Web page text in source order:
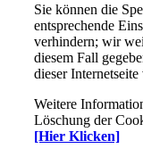
Sie können die
entsprechende
verhindern; wir
diesem Fall
dieser
Weitere
Löschung der
[Hier Klicken]